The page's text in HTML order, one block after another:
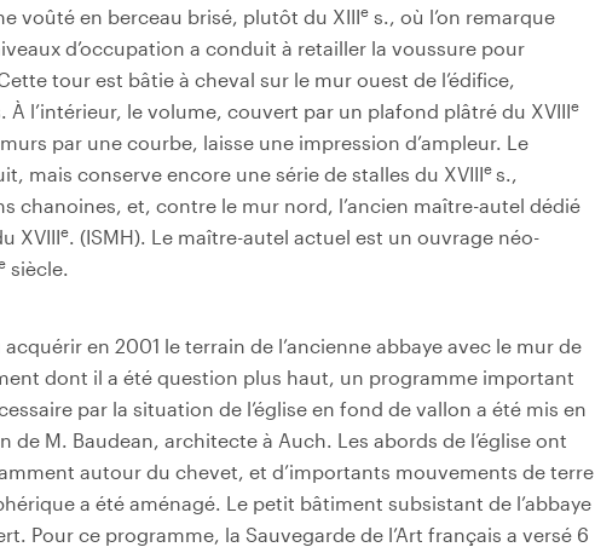
voûté en berceau brisé, plutôt du XIIIe s., où l’on remarque
d’occupation a conduit à retailler la voussure pour
tour est bâtie à cheval sur le mur ouest de l’édifice,
À l’intérieur, le volume, couvert par un plafond plâtré du XVIIIe
par une courbe, laisse une impression d’ampleur. Le
mais conserve encore une série de stalles du XVIIIe s.,
chanoines, et, contre le mur nord, l’ancien maître-autel dédié
XVIIIe. (ISMH). Le maître-autel actuel est un ouvrage néo-
siècle.
en 2001 le terrain de l’ancienne abbaye avec le mur de
dont il a été question plus haut, un programme important
par la situation de l’église en fond de vallon a été mis en
M. Baudean, architecte à Auch. Les abords de l’église ont
autour du chevet, et d’importants mouvements de terre
a été aménagé. Le petit bâtiment subsistant de l’abbaye
Pour ce programme, la Sauvegarde de l’Art français a versé 6